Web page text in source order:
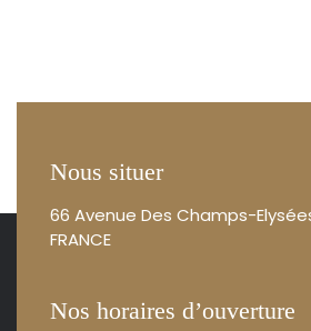
Nous situer
66 Avenue Des Champs-
FRANCE
Nos horaires d’ouverture